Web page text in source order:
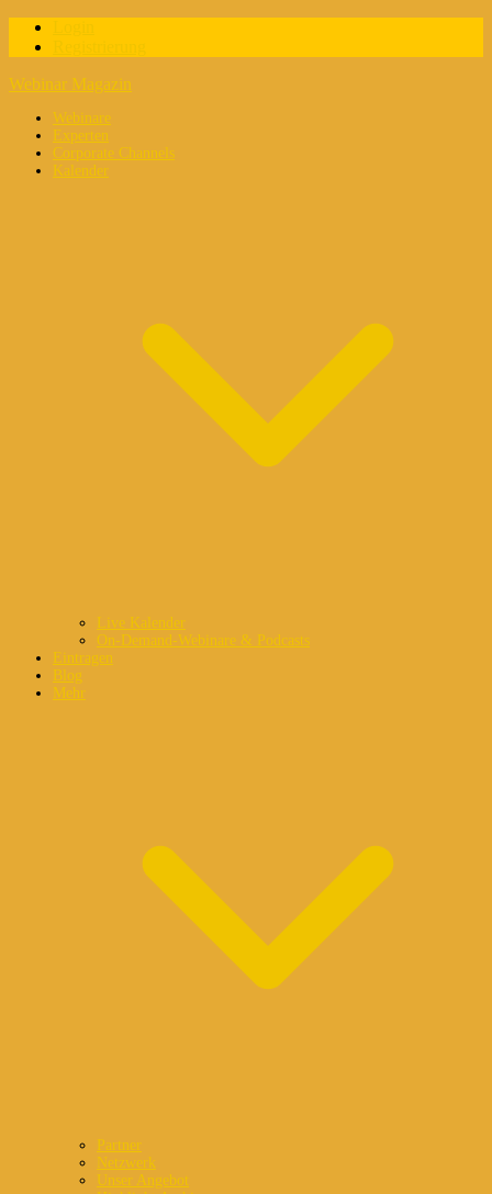
Webinar Magazin
Webinare
Experten
Corporate Channels
Kalender
Live Kalender
On-Demand-Webinare & Podcasts
Eintragen
Blog
Mehr
Partner
Netzwerk
Unser Angebot